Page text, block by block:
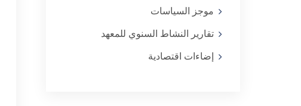
موجز السياسات
تقارير النشاط السنوي للمعهد
إضاءات اقتصادية